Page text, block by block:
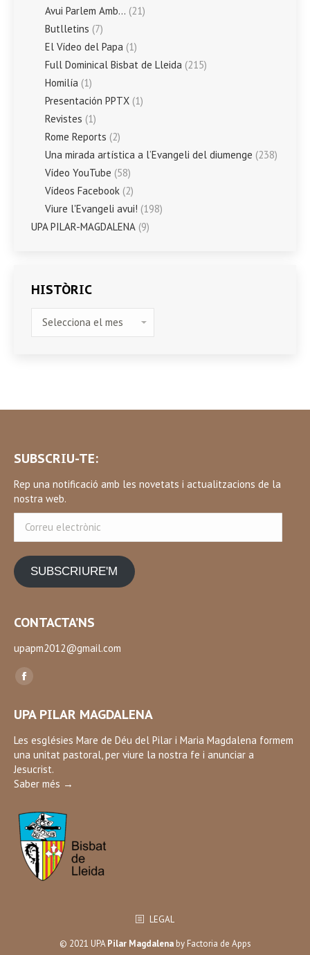
Avui Parlem Amb… (21)
Butlletins (7)
El Vídeo del Papa (1)
Full Dominical Bisbat de Lleida (215)
Homilía (1)
Presentación PPTX (1)
Revistes (1)
Rome Reports (2)
Una mirada artística a l’Evangeli del diumenge (238)
Vídeo YouTube (58)
Vídeos Facebook (2)
Viure l'Evangeli avui! (198)
UPA PILAR-MAGDALENA (9)
HISTÒRIC
SUBSCRIU-TE:
Rep una notificació amb les novetats i actualitzacions de la
nostra web.
electrònic
SUBSCRIURE'M
CONTACTA’NS
upapm2012@gmail.com
Find us on:
Facebook
opens
in
new
window
UPA PILAR MAGDALENA
Les esglésies Mare de Déu del Pilar i Maria Magdalena formem
una unitat pastoral, per viure la nostra fe i anunciar a
Jesucrist.
Saber més →
LEGAL
© 2021 UPAPilar Magdalenaby Factoria de Apps